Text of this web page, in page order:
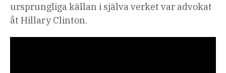
ursprungliga källan i själva verket var advokat
åt Hillary Clinton.